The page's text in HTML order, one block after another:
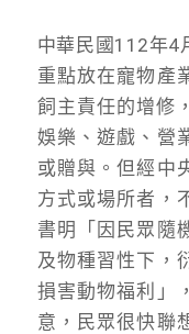
中華民國112年4
重點放在寵物產
飼主責任的增修
娛樂、遊戲、營
或贈與。但經中
方式或場所者，
書明「因民眾隨
及物種習性下，
損害動物福利」
意，民眾很快聯